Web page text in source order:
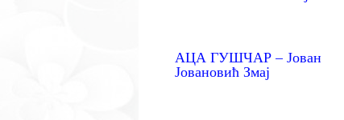
АЦА ГУШЧАР – Јован
Јовановић Змај